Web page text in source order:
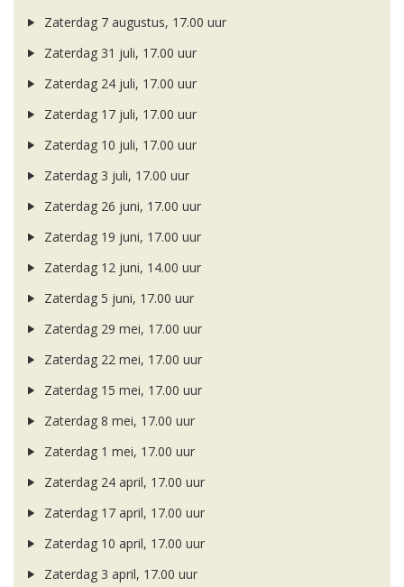
Zaterdag 7 augustus, 17.00 uur
Zaterdag 31 juli, 17.00 uur
Zaterdag 24 juli, 17.00 uur
Zaterdag 17 juli, 17.00 uur
Zaterdag 10 juli, 17.00 uur
Zaterdag 3 juli, 17.00 uur
Zaterdag 26 juni, 17.00 uur
Zaterdag 19 juni, 17.00 uur
Zaterdag 12 juni, 14.00 uur
Zaterdag 5 juni, 17.00 uur
Zaterdag 29 mei, 17.00 uur
Zaterdag 22 mei, 17.00 uur
Zaterdag 15 mei, 17.00 uur
Zaterdag 8 mei, 17.00 uur
Zaterdag 1 mei, 17.00 uur
Zaterdag 24 april, 17.00 uur
Zaterdag 17 april, 17.00 uur
Zaterdag 10 april, 17.00 uur
Zaterdag 3 april, 17.00 uur